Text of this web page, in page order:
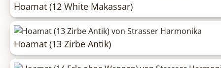
Hoamat (12 White Makassar)
Hoamat (13 Zirbe Antik)